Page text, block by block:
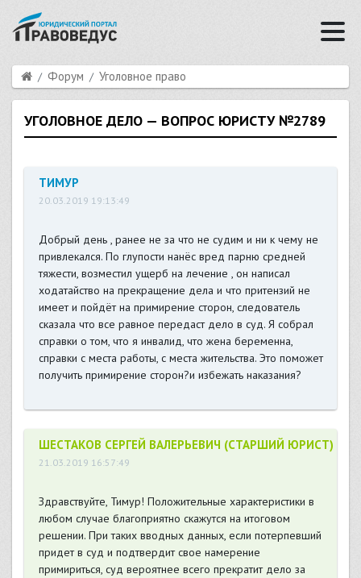
Форум Уголовное право
УГОЛОВНОЕ ДЕЛО — ВОПРОС ЮРИСТУ №2789
ТИМУР
20.03.2019 19:13:49
Добрый день , ранее не за что не судим и ни к чему не
привлекался. По глупости нанёс вред парню средней
тяжести, возместил ущерб на лечение , он написал
ходатайство на прекращение дела и что притензий не
имеет и пойдёт на примирение сторон, следователь
сказала что все равное передаст дело в суд. Я собрал
справки о том, что я инвалид, что жена беременна,
справки с места работы, с места жительства. Это поможет
получить примирение сторон?и избежать наказания?
ШЕСТАКОВ СЕРГЕЙ ВАЛЕРЬЕВИЧ (СТАРШИЙ ЮРИСТ)
21.03.2019 16:57:49
Здравствуйте, Тимур! Положительные характеристики в
любом случае благоприятно скажутся на итоговом
решении. При таких вводных данных, если потерпевший
придет в суд и подтвердит свое намерение
примириться, суд вероятнее всего прекратит дело за